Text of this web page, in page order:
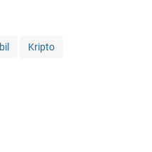
Kripto